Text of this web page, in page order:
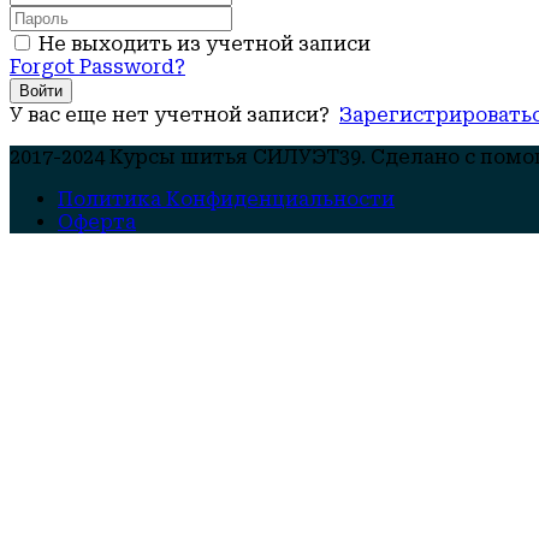
Не выходить из учетной записи
Forgot Password?
Войти
У вас еще нет учетной записи?
2017-2024 Курсы шитья СИЛУЭТ39. Cделано с
Политика Конфиденциальности
Оферта